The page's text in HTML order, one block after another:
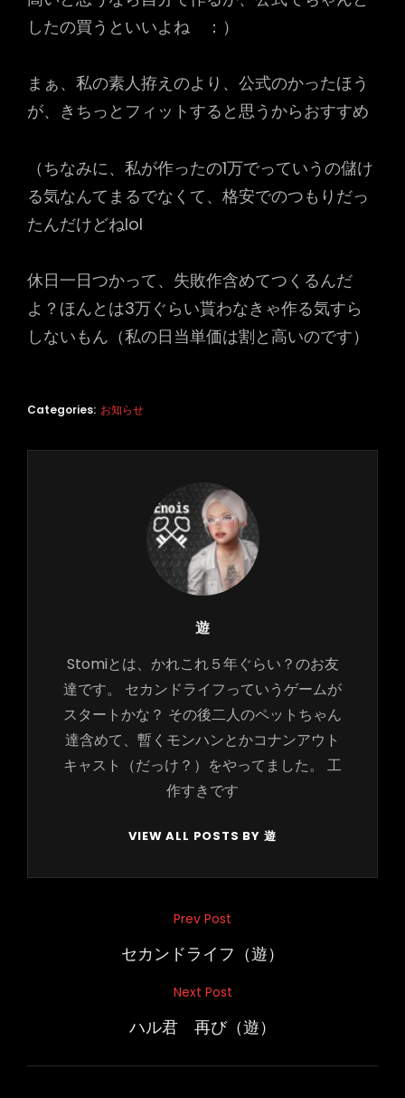
したの買うといいよね ：）
まぁ、私の素人拵えのより、公式のかったほう
が、きちっとフィットすると思うからおすすめ
（ちなみに、私が作ったの1万でっていうの儲け
る気なんてまるでなくて、格安でのつもりだっ
たんだけどねlol
休日一日つかって、失敗作含めてつくるんだ
よ？ほんとは3万ぐらい貰わなきゃ作る気すら
しないもん（私の日当単価は割と高いのです）
Categories: お知らせ
Author:
遊
Stomiとは、かれこれ５年ぐらい？のお友
達です。 セカンドライフっていうゲームが
スタートかな？ その後二人のペットちゃん
達含めて、暫くモンハンとかコナンアウト
キャスト（だっけ？）をやってました。 工
作すきです
VIEW ALL POSTS BY 遊
ー
Prev Post
セカンドライフ（遊）
Next Post
ハル君 再び（遊）